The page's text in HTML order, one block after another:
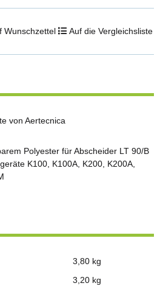
Wunschzettel Auf die Vergleichsliste
von Aertecnica
Polyester für Abscheider LT 90/B
K100, K100A, K200, K200A,
3,80 kg
3,20 kg